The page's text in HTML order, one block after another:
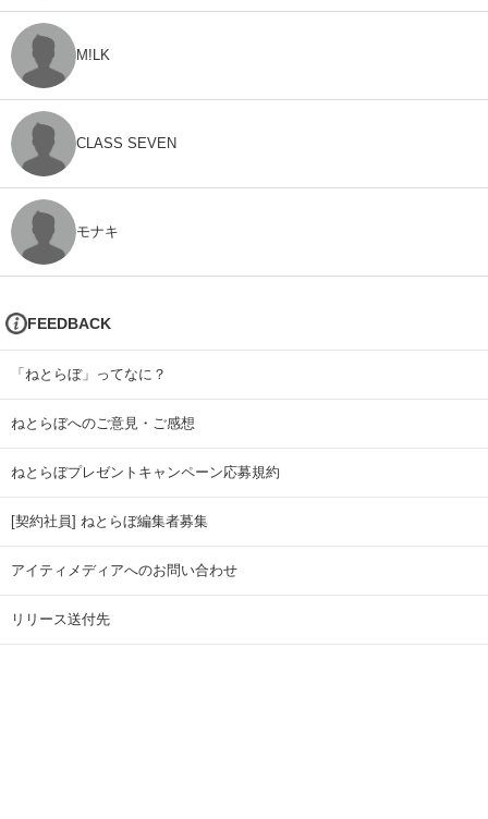
M!LK
CLASS SEVEN
モナキ
FEEDBACK
「ねとらぼ」ってなに？
ねとらぼへのご意見・ご感想
ねとらぼプレゼントキャンペーン応募規約
[契約社員] ねとらぼ編集者募集
アイティメディアへのお問い合わせ
リリース送付先